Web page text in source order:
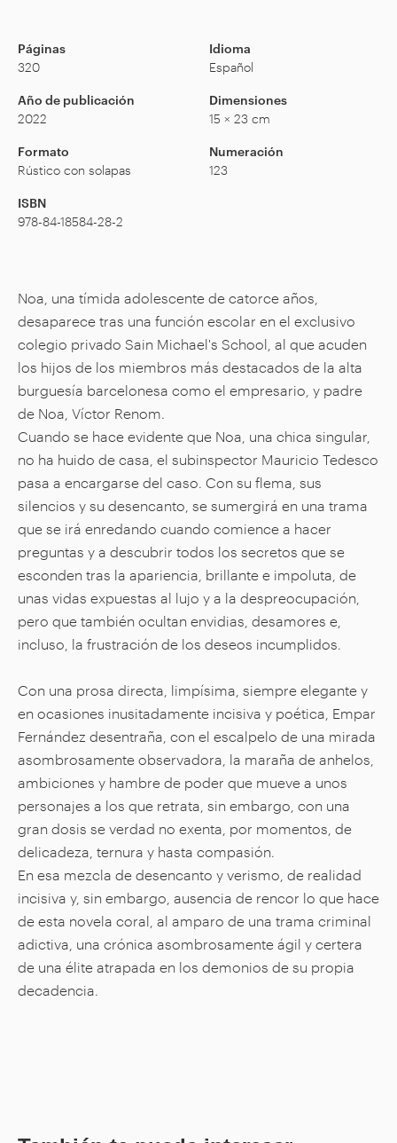
Páginas
320
Idioma
Español
Año de publicación
2022
Dimensiones
15 × 23 cm
Formato
Rústico con solapas
Numeración
123
ISBN
978-84-18584-28-2
Noa, una tímida adolescente de catorce años,
desaparece tras una función escolar en el exclusivo
colegio privado Sain Michael's School, al que acuden
los hijos de los miembros más destacados de la alta
burguesía barcelonesa como el empresario, y padre
de Noa, Víctor Renom.
Cuando se hace evidente que Noa, una chica singular,
no ha huido de casa, el subinspector Mauricio Tedesco
pasa a encargarse del caso. Con su flema, sus
silencios y su desencanto, se sumergirá en una trama
que se irá enredando cuando comience a hacer
preguntas y a descubrir todos los secretos que se
esconden tras la apariencia, brillante e impoluta, de
unas vidas expuestas al lujo y a la despreocupación,
pero que también ocultan envidias, desamores e,
incluso, la frustración de los deseos incumplidos.
Con una prosa directa, limpísima, siempre elegante y
en ocasiones inusitadamente incisiva y poética, Empar
Fernández desentraña, con el escalpelo de una mirada
asombrosamente observadora, la maraña de anhelos,
ambiciones y hambre de poder que mueve a unos
personajes a los que retrata, sin embargo, con una
gran dosis se verdad no exenta, por momentos, de
delicadeza, ternura y hasta compasión.
En esa mezcla de desencanto y verismo, de realidad
incisiva y, sin embargo, ausencia de rencor lo que hace
de esta novela coral, al amparo de una trama criminal
adictiva, una crónica asombrosamente ágil y certera
de una élite atrapada en los demonios de su propia
decadencia.